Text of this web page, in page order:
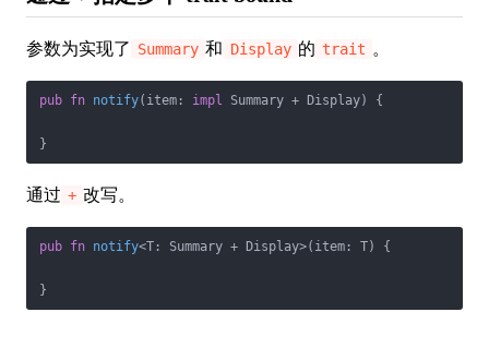
参数为实现了 Summary 和 Display 的 trait 。
pub fn notify(item: impl Summary + Display) {
}
通过 + 改写。
pub fn notify<T: Summary + Display>(item: T) {
}